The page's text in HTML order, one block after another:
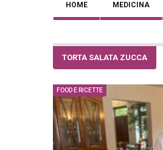
HOME MEDICINA
TORTA SALATA ZUCCA
FOOD E RICETTE